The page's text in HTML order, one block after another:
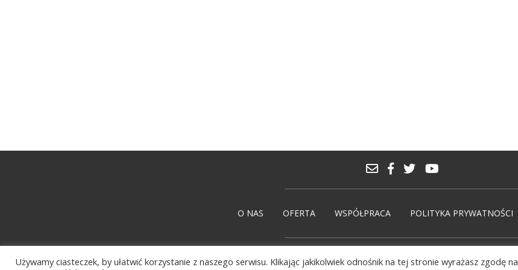
O NAS OFERTA WSPÓŁPRACA POLITYKA PRYWATNOŚCI
© PolskieMarki 2026. Wdrożenie:solmedia.pl
Używamy ciasteczek, by ułatwić korzystanie z naszego serwisu. Klikając jakikolwiek odnośnik na tej stronie wyrażasz zgodę na